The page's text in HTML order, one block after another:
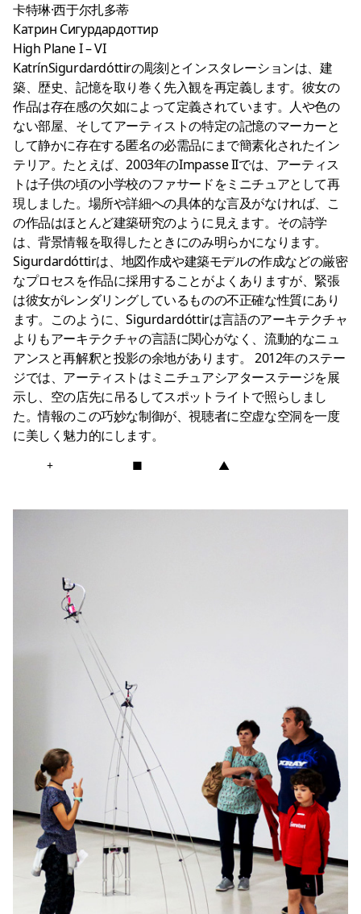
卡特琳·西于尔扎多蒂
Катрин Сигурдардоттир
High Plane I – VI
KatrínSigurdardóttirの彫刻とインスタレーションは、建
築、歴史、記憶を取り巻く先入観を再定義します。彼女の
作品は存在感の欠如によって定義されています。人や色の
ない部屋、そしてアーティストの特定の記憶のマーカーと
して静かに存在する匿名の必需品にまで簡素化されたイン
テリア。たとえば、2003年のImpasse IIでは、アーティス
トは子供の頃の小学校のファサードをミニチュアとして再
現しました。場所や詳細への具体的な言及がなければ、こ
の作品はほとんど建築研究のように見えます。その詩学
は、背景情報を取得したときにのみ明らかになります。
Sigurdardóttirは、地図作成や建築モデルの作成などの厳密
なプロセスを作品に採用することがよくありますが、緊張
は彼女がレンダリングしているものの不正確な性質にあり
ます。このように、Sigurdardóttirは言語のアーキテクチャ
よりもアーキテクチャの言語に関心がなく、流動的なニュ
アンスと再解釈と投影の余地があります。 2012年のステー
ジでは、アーティストはミニチュアシアターステージを展
示し、空の店先に吊るしてスポットライトで照らしまし
た。情報のこの巧妙な制御が、視聴者に空虚な空洞を一度
に美しく魅力的にします。
+ ■ ▲